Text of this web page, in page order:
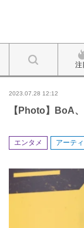
注
2023.07.28 12:12
【Photo】BoA
エンタメ アーテ